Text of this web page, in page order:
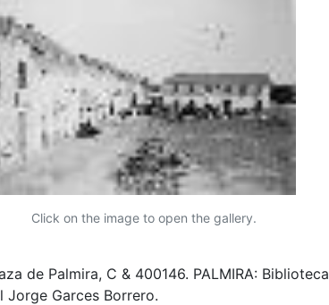
Click on the image to open the gallery.
de Palmira, C & 400146. PALMIRA: Biblioteca
Jorge Garces Borrero.